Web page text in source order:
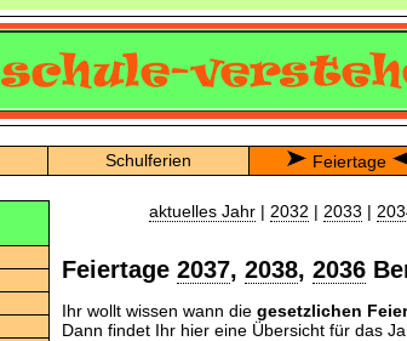
Schulferien Feiertage
aktuelles Jahr | 2032 | 2033 |
Feiertage 2037, 2038, 2036
Ihr wollt wissen wann die gesetzlichen
Dann findet Ihr hier eine Übersicht für das